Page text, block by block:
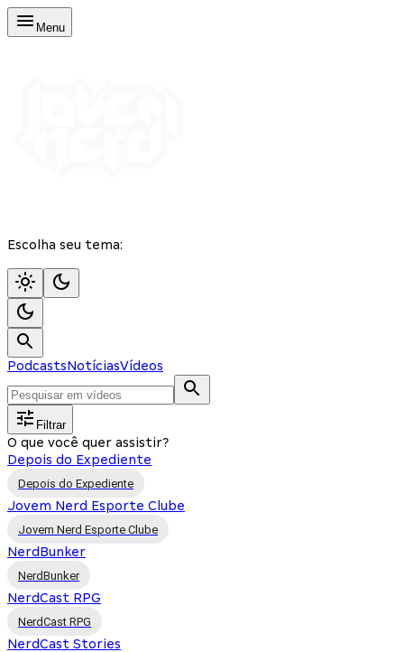
Menu
Escolha seu tema:
PodcastsNotíciasVídeos
Filtrar
O que você quer assistir?
Depois do Expediente
Depois do Expediente
Jovem Nerd Esporte Clube
Jovem Nerd Esporte Clube
NerdBunker
NerdBunker
NerdCast RPG
NerdCast RPG
NerdCast Stories